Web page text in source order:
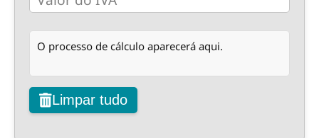
O processo de cálculo aparecerá aqui.
Limpar tudo